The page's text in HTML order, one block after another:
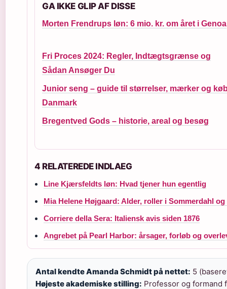
GA IKKE GLIP AF DISSE
Morten Frendrups løn: 6 mio. kr. om året i Genoa
Fri Proces 2024: Regler, Indtægtsgrænse og
Sådan Ansøger Du
Junior seng – guide til størrelser, mærker og
Danmark
Bregentved Gods – historie, areal og besøg
4 RELATEREDE INDLAEG
Line Kjærsfeldts løn: Hvad tjener hun egentlig
Mia Helene Højgaard: Alder, roller i Sommerdahl
Corriere della Sera: Italiensk avis siden 1876
Angrebet på Pearl Harbor: årsager, forløb og
Antal kendte Amanda Schmidt på nettet: 5
Højeste akademiske stilling: Professor og formand